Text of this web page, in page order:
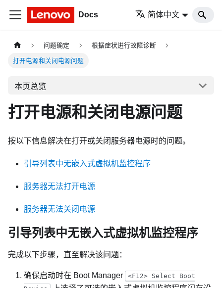
Docs 简体中文
问题确定 根据症状进行故障诊断
打开电源和关闭电源问题
本页总览
打开电源和关闭电源问题
按以下信息解决在打开或关闭服务器电源时的问题。
引导列表中无嵌入式虚拟机监控程序
服务器无法打开电源
服务器无法关闭电源
引导列表中无嵌入式虚拟机监控程序
完成以下步骤，直至解决该问题：
确保启动时在 Boot Manager
<F12> Select Boot